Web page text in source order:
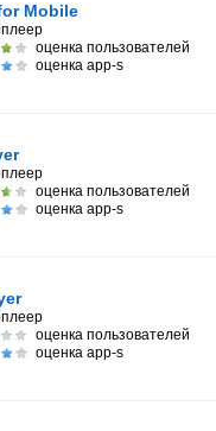
Mobile
оценка пользователей
оценка app-s
оценка пользователей
оценка app-s
оценка пользователей
оценка app-s